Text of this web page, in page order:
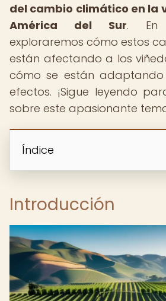
del cambio climático en la
América del Sur. En
exploraremos cómo estos
están afectando a los
cómo se están
efectos. ¡Sigue leyendo
sobre este apasionante
Índice
Introducción